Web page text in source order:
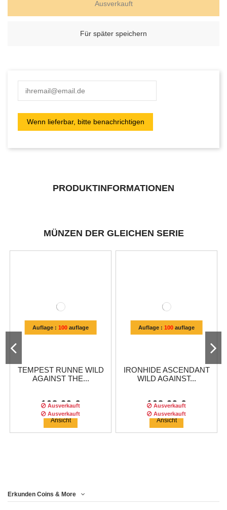
Ausverkauft
Für später speichern
PRODUKTINFORMATIONEN
MÜNZEN DER GLEICHEN SERIE
Auflage : 100auflage
TEMPEST RUNNE WILD
AGAINST THE...
108,29 €
Ausverkauft
Ansicht
Auflage : 100auflage
IRONHIDE ASCENDANT
WILD AGAINST...
108,29 €
Ausverkauft
Ansicht
Ausverkauft Ausverkauft
Erkunden Coins & More